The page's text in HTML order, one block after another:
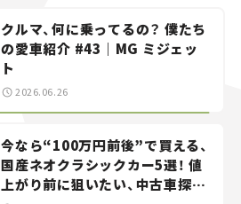
クルマ、何に乗ってるの？ 僕たち
の愛車紹介 #43｜MG ミジェッ
ト
2026.06.26
今なら“100万円前後”で買える、
国産ネオクラシックカー5選！ 値
上がり前に狙いたい、中古車探し